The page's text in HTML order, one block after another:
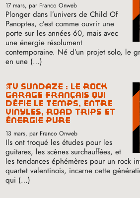
17 mars, par Franco Onweb
Plonger dans l’univers de Child Of
Panoptes, c’est comme ouvrir une
porte sur les années 60, mais avec
une énergie résolument
contemporaine. Né d’un projet solo, le
en une (…)
tv sundaze : le rock
garage français qui
défie le temps, entre
vinyles, road trips et
énergie pure
13 mars, par Franco Onweb
Ils ont troqué les études pour les
guitares, les scènes surchauffées, et
les tendances éphémères pour un rock
quartet valentinois, incarne cette
qui (…)